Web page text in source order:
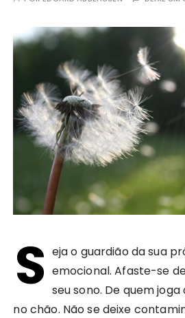
S eja o guardião da sua
emocional. Afaste-se
seu sono. De quem
no chão. Não se deixe